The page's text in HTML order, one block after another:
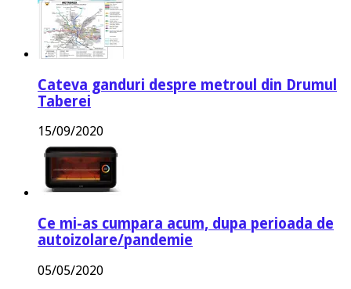
Cateva ganduri despre metroul din Drumul
Taberei
15/09/2020
Ce mi-as cumpara acum, dupa perioada de
autoizolare/pandemie
05/05/2020